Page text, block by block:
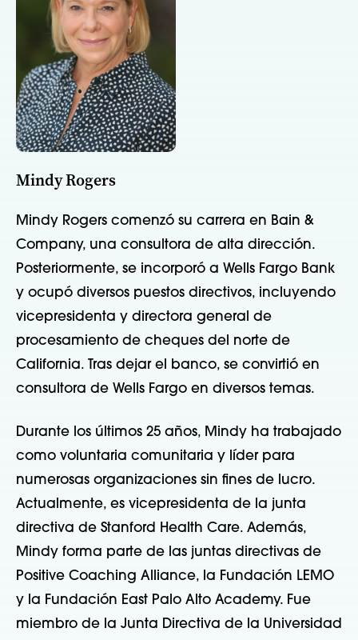
Mindy Rogers
Mindy Rogers comenzó su carrera en Bain &
Company, una consultora de alta dirección.
Posteriormente, se incorporó a Wells Fargo Bank
y ocupó diversos puestos directivos, incluyendo
vicepresidenta y directora general de
procesamiento de cheques del norte de
California. Tras dejar el banco, se convirtió en
consultora de Wells Fargo en diversos temas.
Durante los últimos 25 años, Mindy ha trabajado
como voluntaria comunitaria y líder para
numerosas organizaciones sin fines de lucro.
Actualmente, es vicepresidenta de la junta
directiva de Stanford Health Care. Además,
Mindy forma parte de las juntas directivas de
Positive Coaching Alliance, la Fundación LEMO
y la Fundación East Palo Alto Academy. Fue
miembro de la Junta Directiva de la Universidad